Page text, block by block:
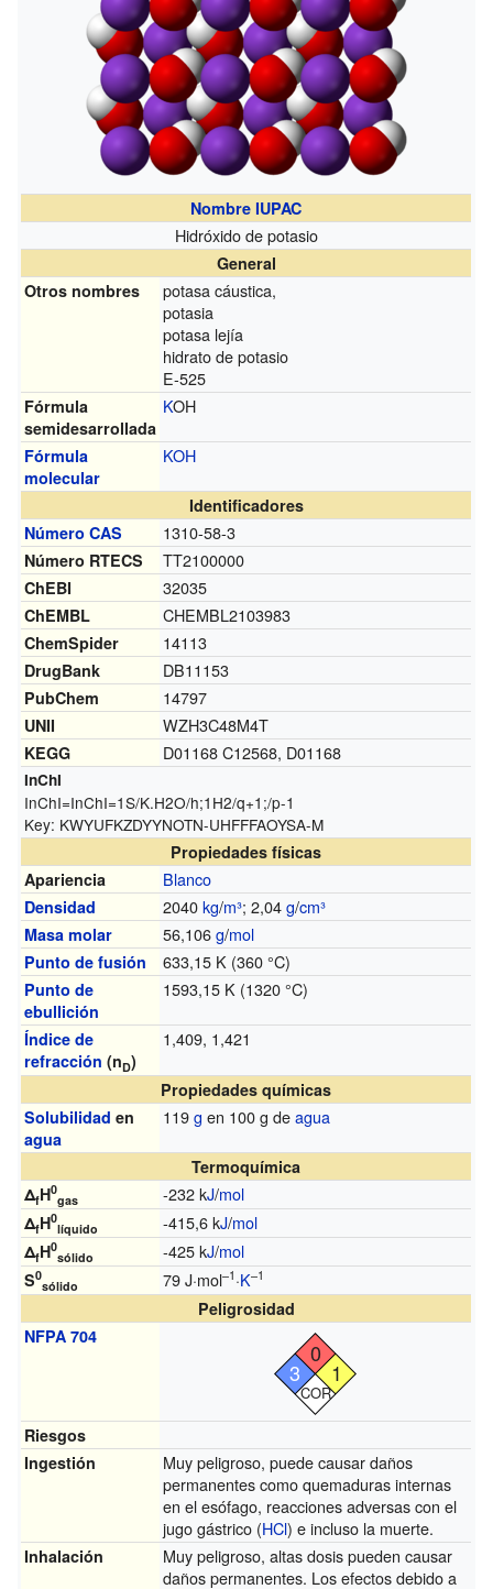
Nombre IUPAC
Hidróxido de potasio
General
Otros nombres
potasa cáustica,
potasia
potasa lejía
hidrato de potasio
E-525
Fórmula
semidesarrollada
KOH
Fórmula
molecular
KOH
Identificadores
Número CAS
1310-58-3
Número RTECS TT2100000
ChEBI 32035
ChEMBL CHEMBL2103983
ChemSpider 14113
DrugBank DB11153
PubChem 14797
UNII WZH3C48M4T
KEGG D01168 C12568, D01168
InChI
InChI=InChI=1S/K.H2O/h;1H2/q+1;/p-1
Key: KWYUFKZDYYNOTN-UHFFFAOYSA-M
Propiedades físicas
Apariencia
Blanco
Densidad 2040kg/m³; 2,04g/cm³
Masa molar 56,106g/mol
Punto de fusión 633,15 K (360 °C)
Punto de
ebullición
1593,15 K (1320 °C)
Índice de
refracción (nD)
1,409, 1,421
Propiedades químicas
Solubilidad en
agua
119g en 100 g deagua
Termoquímica
ΔfH0
gas -232 kJ/mol
ΔfH0
líquido -415,6 kJ/mol
ΔfH0
sólido -425 kJ/mol
S0
sólido 79 J·mol–1 ·K–1
Peligrosidad
NFPA 704
0
3 1
COR
Riesgos
Ingestión
Muy peligroso, puede causar daños
permanentes como quemaduras internas
en el esófago, reacciones adversas con el
jugo gástrico (HCl) e incluso la muerte.
Inhalación
Muy peligroso, altas dosis pueden causar
daños permanentes. Los efectos debido a